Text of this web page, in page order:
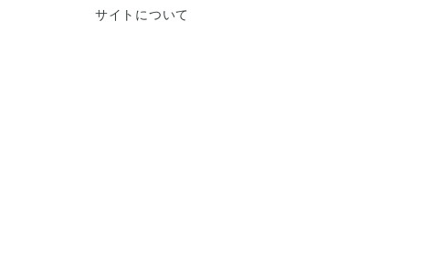
サイトについて